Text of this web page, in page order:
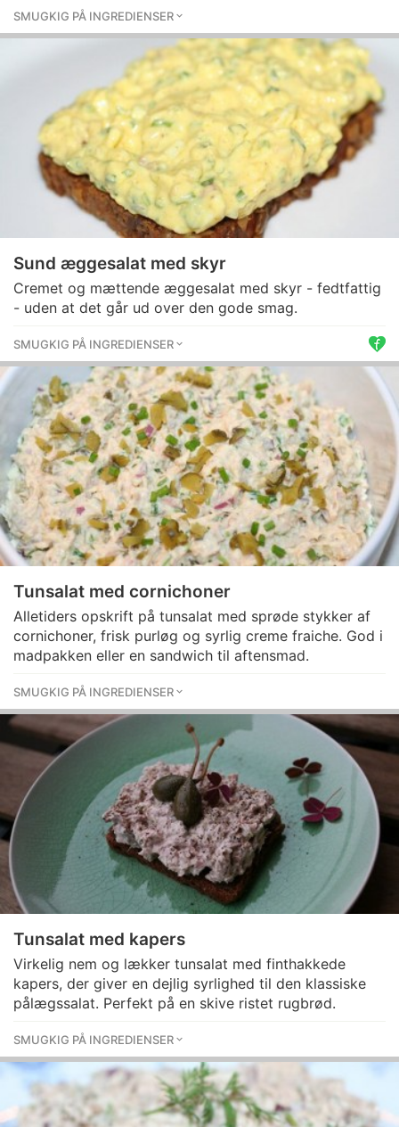
SMUGKIG PÅ INGREDIENSER
Sund æggesalat med skyr
Cremet og mættende æggesalat med skyr - fedtfattig
- uden at det går ud over den gode smag.
SMUGKIG PÅ INGREDIENSER
Tunsalat med cornichoner
Alletiders opskrift på tunsalat med sprøde stykker af
cornichoner, frisk purløg og syrlig creme fraiche. God i
madpakken eller en sandwich til aftensmad.
SMUGKIG PÅ INGREDIENSER
Tunsalat med kapers
Virkelig nem og lækker tunsalat med finthakkede
kapers, der giver en dejlig syrlighed til den klassiske
pålægssalat. Perfekt på en skive ristet rugbrød.
SMUGKIG PÅ INGREDIENSER